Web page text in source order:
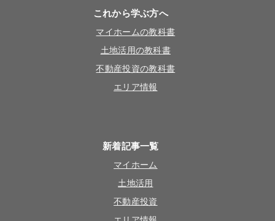
これから学ぶ方へ
マイホームの教科書
土地活用の教科書
不動産投資の教科書
エリア情報
新着記事一覧
マイホーム
土地活用
不動産投資